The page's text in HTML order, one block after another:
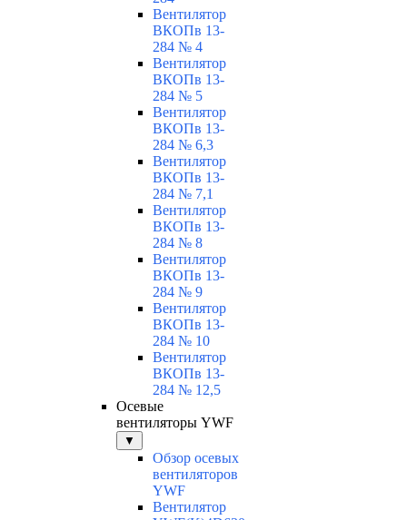
Вентилятор
ВКОПв 13-
284 № 4
Вентилятор
ВКОПв 13-
284 № 5
Вентилятор
ВКОПв 13-
284 № 6,3
Вентилятор
ВКОПв 13-
284 № 7,1
Вентилятор
ВКОПв 13-
284 № 8
Вентилятор
ВКОПв 13-
284 № 9
Вентилятор
ВКОПв 13-
284 № 10
Вентилятор
ВКОПв 13-
284 № 12,5
Осевые
вентиляторы YWF
▼
Обзор осевых
вентиляторов
YWF
Вентилятор